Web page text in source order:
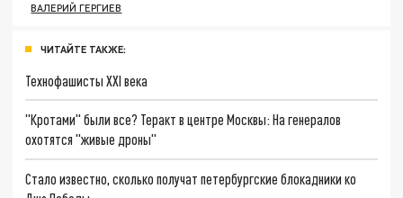
ВАЛЕРИЙ ГЕРГИЕВ
ЧИТАЙТЕ ТАКЖЕ:
Технофашисты XXI века
"Кротами" были все? Теракт в центре Москвы: На генералов
охотятся "живые дроны"
Стало известно, сколько получат петербургские блокадники ко